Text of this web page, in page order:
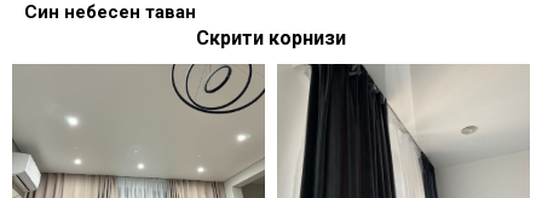
Син небесен таван
Скрити корнизи